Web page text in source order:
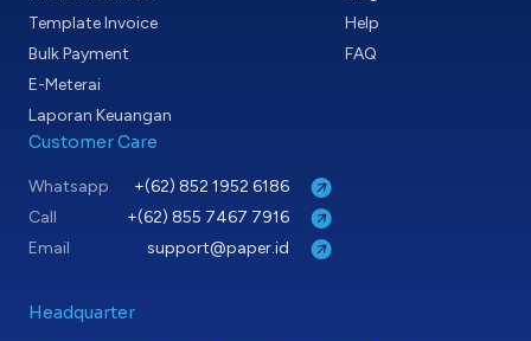
Template Invoice
Bulk Payment
E-Meterai
Laporan Keuangan
Help
FAQ
Customer Care
Whatsapp
+(62) 852 1952 6186
Call
+(62) 855 7467 7916
Email
support@paper.id
Headquarter